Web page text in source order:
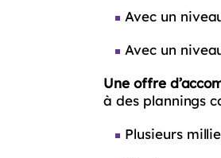
Avec un
Avec un
Une offre
à des plannings
Plusieurs